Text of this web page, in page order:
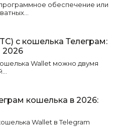
обеспечение или
с кошелька Телеграм:
2026
Wallet можно двумя
кошелька в 2026:
Wallet в Telegram